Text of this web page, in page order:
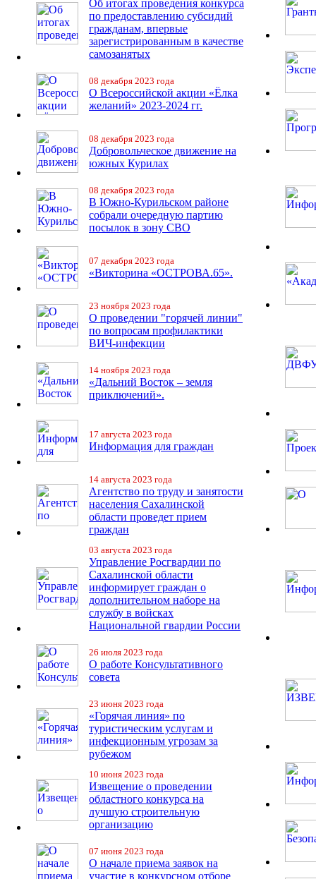
Об итогах проведения конкурса
по предоставлению субсидий
гражданам, впервые
зарегистрированным в качестве
самозанятых
08 декабря 2023 года
О Всероссийской акции «Ёлка
желаний» 2023-2024 гг.
08 декабря 2023 года
Добровольческое движение на
южных Курилах
08 декабря 2023 года
В Южно-Курильском районе
собрали очередную партию
посылок в зону СВО
07 декабря 2023 года
«Викторина «ОСТРОВА.65».
23 ноября 2023 года
О проведении "горячей линии"
по вопросам профилактики
ВИЧ-инфекции
14 ноября 2023 года
«Дальний Восток – земля
приключений».
17 августа 2023 года
Информация для граждан
14 августа 2023 года
Агентство по труду и занятости
населения Сахалинской
области проведет прием
граждан
03 августа 2023 года
Управление Росгвардии по
Сахалинской области
информирует граждан о
дополнительном наборе на
службу в войсках
Национальной гвардии России
26 июля 2023 года
О работе Консультативного
совета
23 июня 2023 года
«Горячая линия» по
туристическим услугам и
инфекционным угрозам за
рубежом
10 июня 2023 года
Извещение о проведении
областного конкурса на
лучшую строительную
организацию
07 июня 2023 года
О начале приема заявок на
участие в конкурсном отборе